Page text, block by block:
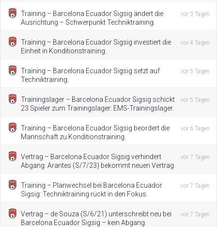
Training – Barcelona Ecuador Sigsig ändert die
Ausrichtung – Schwerpunkt Techniktraining.
vor 3 Tagen
Training – Barcelona Ecuador Sigsig investiert die
Einheit in Konditionstraining.
vor 4 Tagen
Training – Barcelona Ecuador Sigsig setzt auf
Techniktraining.
vor 5 Tagen
Trainingslager – Barcelona Ecuador Sigsig schickt
23 Spieler zum Trainingslager: EMS-Trainingslager.
vor 5 Tagen
Training – Barcelona Ecuador Sigsig beordert die
Mannschaft zu Konditionstraining.
vor 6 Tagen
Vertrag – Barcelona Ecuador Sigsig verhindert
Abgang: Arantes (S/7/23) bekommt neuen Vertrag.
vor 7 Tagen
Training – Planwechsel bei Barcelona Ecuador
Sigsig: Techniktraining rückt in den Fokus.
vor 7 Tagen
Vertrag – de Souza (S/6/21) unterschreibt neu bei
Barcelona Ecuador Sigsig – kein Abgang.
vor 7 Tagen